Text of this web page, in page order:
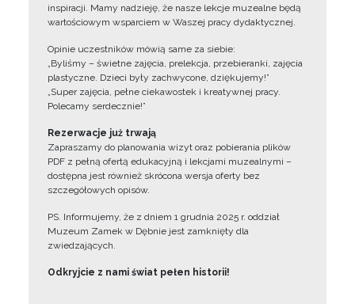
inspiracji. Mamy nadzieję, że nasze lekcje muzealne będą
wartościowym wsparciem w Waszej pracy dydaktycznej.
Opinie uczestników mówią same za siebie:
„Byliśmy – świetne zajęcia, prelekcja, przebieranki, zajęcia
plastyczne. Dzieci były zachwycone, dziękujemy!”
„Super zajęcia, pełne ciekawostek i kreatywnej pracy.
Polecamy serdecznie!”
Rezerwacje już trwają
Zapraszamy do planowania wizyt oraz pobierania plików
PDF z pełną ofertą edukacyjną i lekcjami muzealnymi –
dostępna jest również skrócona wersja oferty bez
szczegółowych opisów.
PS. Informujemy, że z dniem 1 grudnia 2025 r. oddział
Muzeum Zamek w Dębnie jest zamknięty dla
zwiedzających.
Odkryjcie z nami świat pełen historii!